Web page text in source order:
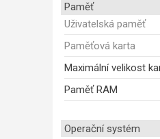
Paměť
Uživatelská paměť
Paměťová karta
Maximální velikost
Paměť RAM
Operační systém